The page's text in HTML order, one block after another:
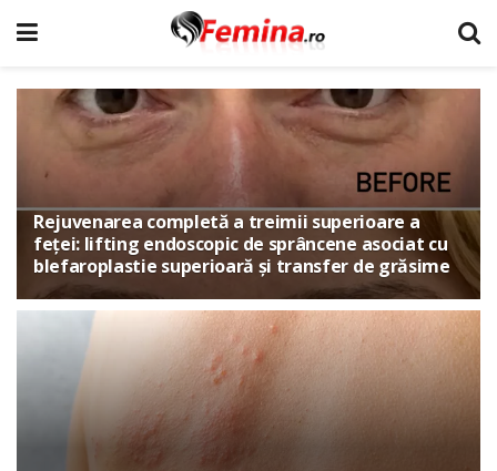
Rejuvenarea completă a treimii superioare a
feței: lifting endoscopic de sprâncene asociat cu
blefaroplastie superioară și transfer de grăsime